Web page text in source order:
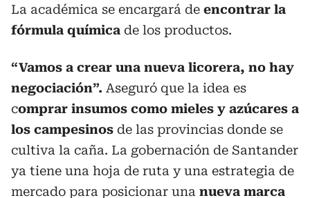
La académica se encargará de encontrar la
fórmula química de los productos.
“Vamos a crear una nueva licorera, no hay
negociación”. Aseguró que la idea es
comprar insumos como mieles y azúcares a
los campesinos de las provincias donde se
cultiva la caña. La gobernación de Santander
ya tiene una hoja de ruta y una estrategia de
mercado para posicionar una nueva marca